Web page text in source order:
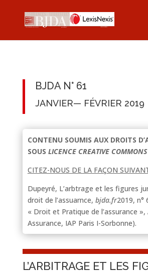
BJDA N° 61
JANVIER— FÉVRIER 2019
CONTENU SOUMIS AUX DROITS
SOUS LICENCE CREATIVE
CITEZ-NOUS DE LA FAÇON
Dupeyré, L’arbtrage et les figures
droit de l’assuarnce, bjda.fr2019, n°
« Droit et Pratique de l’assurance
Assurance, IAP Paris I-Sorbonne).
L’ARBITRAGE ET LES